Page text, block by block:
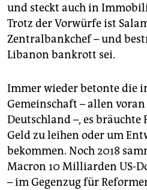
und steckt auch in
Trotz der Vorwürfe ist
Zentralbankchef – und
Libanon bankrott sei.
Immer wieder betonte die
Gemeinschaft – allen
Deutschland –, es
Geld zu leihen oder um
bekommen. Noch 2018
Macron 10 Milliarden US-
– im Gegenzug für